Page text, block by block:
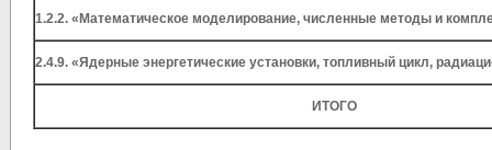
1.2.2. «Математическое моделирование, численные методы и
2.4.9. «Ядерные энергетические установки, топливный цикл,
ИТОГО